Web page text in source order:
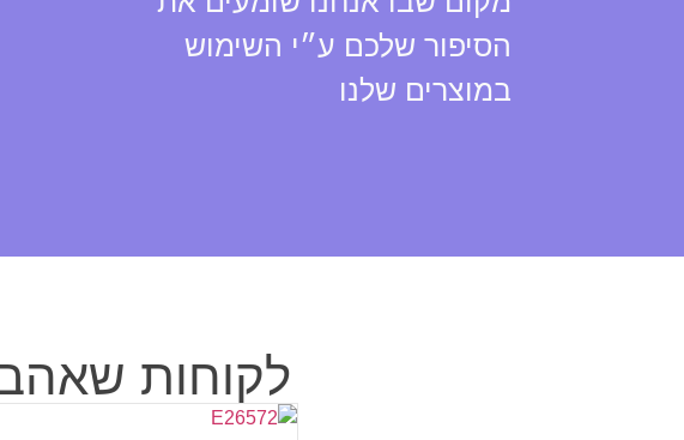
הסיפור שלכם ע״י השימוש
במוצרים שלנו
לקוחות